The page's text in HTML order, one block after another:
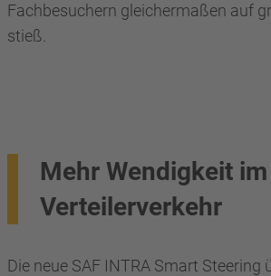
Fachbesuchern gleichermaßen auf
stieß.
Mehr Wendigkeit
Verteilerverkehr
Die neue SAF INTRA Smart Steering